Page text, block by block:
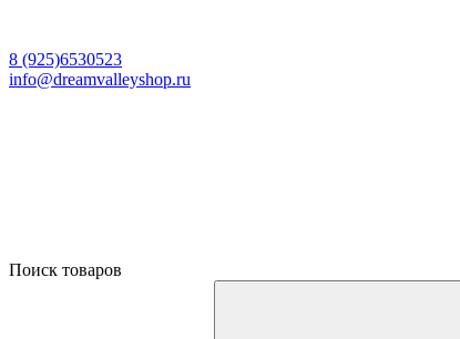
8 (925)6530523
info@dreamvalleyshop.ru
Поиск товаров